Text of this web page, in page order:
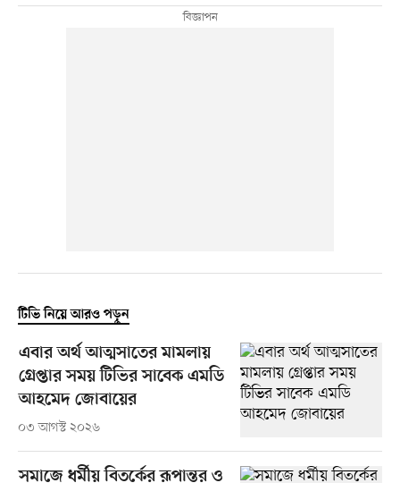
টিভি নিয়ে আরও পড়ুন
এবার অর্থ আত্মসাতের মামলায়
গ্রেপ্তার সময় টিভির সাবেক এমডি
আহমেদ জোবায়ের
০৩ আগস্ট ২০২৬
সমাজে ধর্মীয় বিতর্কের রূপান্তর ও